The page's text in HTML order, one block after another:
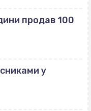
продав 100
у